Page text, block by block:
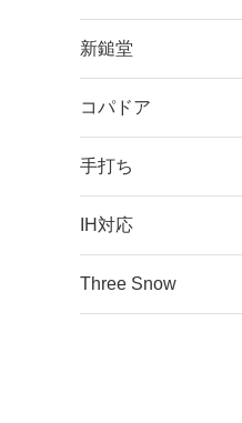
新鎚堂
コパドア
手打ち
IH対応
Three Snow